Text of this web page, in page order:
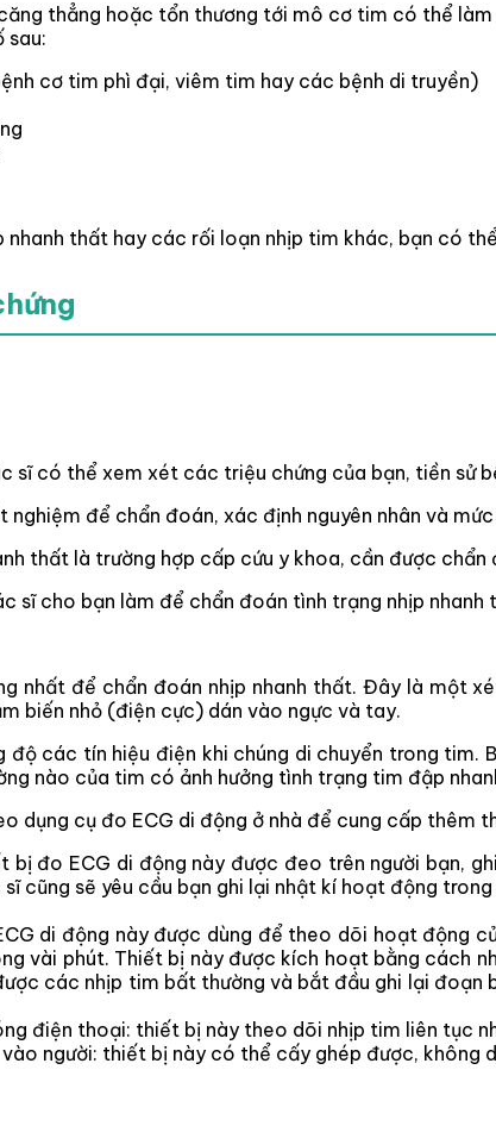
thẳng hoặc tổn thương tới mô cơ tim có thể
sau:
cơ tim phì đại, viêm tim hay các bệnh di truyền)
nhanh thất hay các rối loạn nhịp tim khác, bạn có
sĩ có thể xem xét các triệu chứng của bạn, tiền sử
nghiệm để chẩn đoán, xác định nguyên nhân và
thất là trường hợp cấp cứu y khoa, cần được
sĩ cho bạn làm để chẩn đoán tình trạng nhịp nhanh
nhất để chẩn đoán nhịp nhanh thất. Đây là một
biến nhỏ (điện cực) dán vào ngực và tay.
các tín hiệu điện khi chúng di chuyển trong
nào của tim có ảnh hưởng tình trạng tim đập
dụng cụ đo ECG di động ở nhà để cung cấp thêm
bị đo ECG di động này được đeo trên người bạn,
sĩ cũng sẽ yêu cầu bạn ghi lại nhật kí hoạt động
di động này được dùng để theo dõi hoạt động
vài phút. Thiết bị này được kích hoạt bằng cách
các nhịp tim bất thường và bắt đầu ghi lại
điện thoại: thiết bị này theo dõi nhịp tim liên tục
người: thiết bị này có thể cấy ghép được,